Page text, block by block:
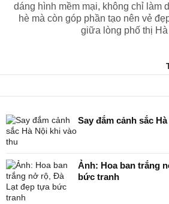
dáng hình mềm mại, không chỉ làm
hè mà còn góp phần tạo nên vẻ
giữa lòng phố thị Hà
Say đắm cảnh sắc
Ảnh: Hoa ban trắng
bức tranh